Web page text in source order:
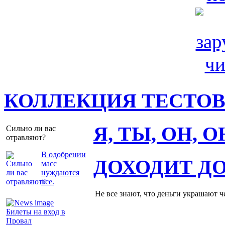
КОЛЛЕКЦИЯ ТЕСТОВ
Сильно ли вас
отравляют?
В одобрении
масс
нуждаются
все.
Я, ТЫ, ОН,
Билеты на вход в
Провал
ДОХОДИТ
Не все знают, что деньги украшают